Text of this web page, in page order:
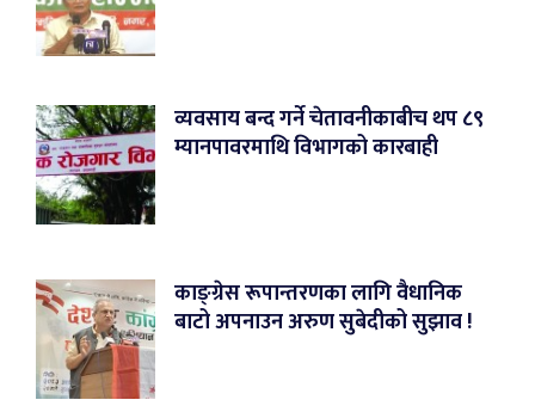
व्यवसाय बन्द गर्ने चेतावनीकाबीच थप ८९
म्यानपावरमाथि विभागको कारबाही
काङ्ग्रेस रूपान्तरणका लागि वैधानिक
बाटो अपनाउन अरुण सुबेदीको सुझाव !